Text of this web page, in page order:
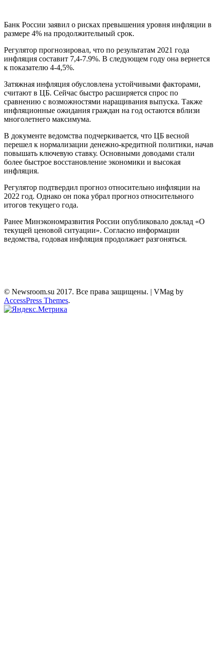
Банк России заявил о рисках превышения уровня инфляции в
размере 4% на продолжительный срок.
Регулятор прогнозировал, что по результатам 2021 года
инфляция составит 7,4-7.9%. В следующем году она вернется
к показателю 4-4,5%.
Затяжная инфляция обусловлена устойчивыми факторами,
считают в ЦБ. Сейчас быстро расширяется спрос по
сравнению с возможностями наращивания выпуска. Также
инфляционные ожидания граждан на год остаются вблизи
многолетнего максимума.
В документе ведомства подчеркивается, что ЦБ весной
перешел к нормализации денежно-кредитной политики, начав
повышать ключевую ставку. Основными доводами стали
более быстрое восстановление экономики и высокая
инфляция.
Регулятор подтвердил прогноз относительно инфляции на
2022 год. Однако он пока убрал прогноз относительного
итогов текущего года.
Ранее Минэкономразвития России опубликовало доклад «О
текущей ценовой ситуации». Согласно информации
ведомства, годовая инфляция продолжает разгоняться.
© Newsroom.su 2017. Все права защищены. | VMag by
AccessPress Themes.